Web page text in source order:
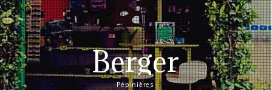
Berger
Pépinières